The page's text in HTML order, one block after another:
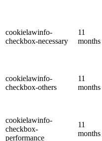
cookielawinfo-
checkbox-necessary
11
months
cookielawinfo-
checkbox-others
11
months
cookielawinfo-
checkbox-
performance
11
months